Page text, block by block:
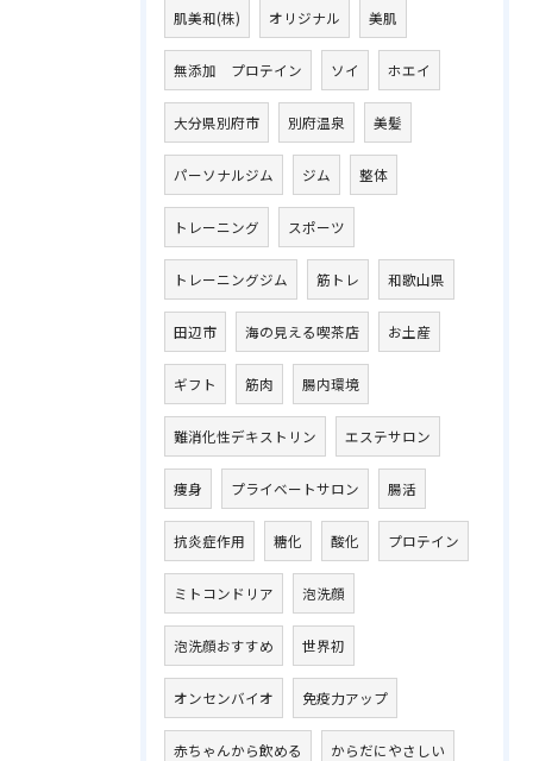
肌美和(株) オリジナル 美肌
無添加 プロテイン ソイ ホエイ
大分県別府市 別府温泉 美髪
パーソナルジム ジム 整体
トレーニング スポーツ
トレーニングジム 筋トレ 和歌山県
田辺市 海の見える喫茶店 お土産
ギフト 筋肉 腸内環境
難消化性デキストリン エステサロン
痩身 プライベートサロン 腸活
抗炎症作用 糖化 酸化 プロテイン
ミトコンドリア 泡洗顔
泡洗顔おすすめ 世界初
オンセンバイオ 免疫力アップ
赤ちゃんから飲める からだにやさしい